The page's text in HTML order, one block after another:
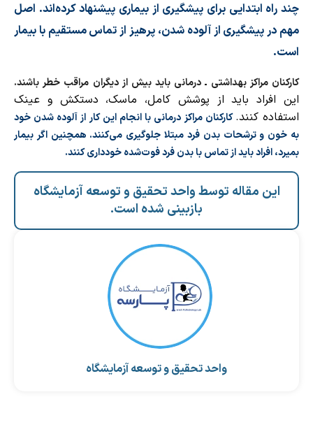
چند راه ابتدایی برای پیشگیری از بیماری پیشنهاد کرده‌اند. اصل
مهم در پیشگیری از آلوده شدن، پرهیز از تماس مستقیم با بیمار
است.
کارکنان مراکز بهداشتی ـ درمانی باید بیش از دیگران مراقب خطر باشند.
این افراد باید از پوشش کامل، ماسک، دستکش و عینک
استفاده کنند.کارکنان مراکز درمانی با انجام این کار از آلوده شدن خود
به خون و ترشحات بدن فرد مبتلا جلوگیری می‌کنند. همچنین اگر بیمار
بمیرد، افراد باید از تماس با بدن فرد فوت‌شده خودداری کنند.
این مقاله توسط واحد تحقیق و توسعه آزمایشگاه
بازبینی شده است.
واحد تحقیق و توسعه آزمایشگاه